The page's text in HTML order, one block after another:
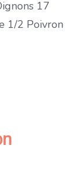
de
poulet
17
1/2 Poivron